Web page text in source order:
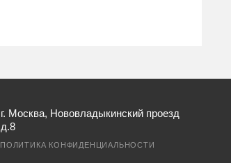
г. Москва, Нововладыкинский проезд
д.8
ПОЛИТИКА КОНФИДЕНЦИАЛЬНОСТИ